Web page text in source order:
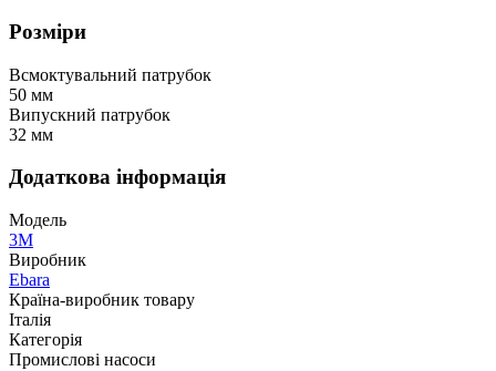
Розміри
Всмоктувальний патрубок
50 мм
Випускний патрубок
32 мм
Додаткова інформація
Модель
3M
Виробник
Ebara
Країна-виробник товару
Італія
Категорія
Промислові насоси